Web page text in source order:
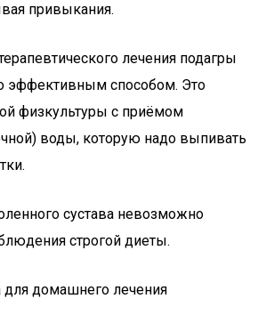
привыкания.
лечения подагры
эффективным способом. Это
физкультуры с приёмом
воды, которую надо выпивать
сустава невозможно
строгой диеты.
домашнего лечения